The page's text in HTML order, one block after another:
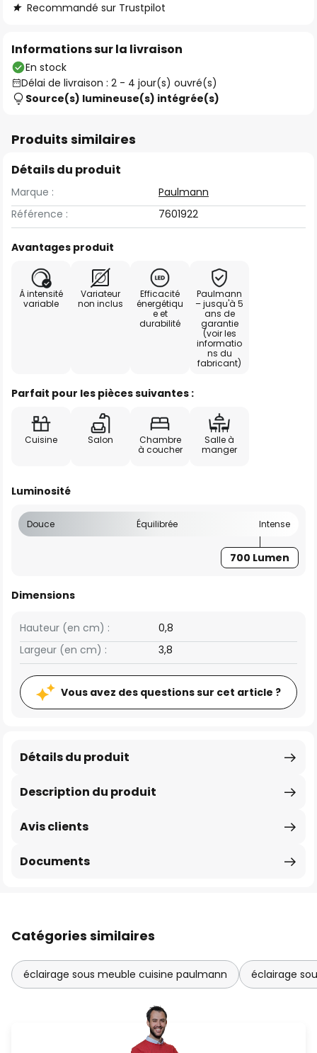
Recommandé sur Trustpilot
Informations sur la livraison
En stock
Délai de livraison : 2 - 4 jour(s) ouvré(s)
Source(s) lumineuse(s) intégrée(s)
Produits similaires
Détails du produit
Marque :
Paulmann
Référence :
7601922
Avantages produit
À intensité
variable
Variateur
non inclus
Efficacité
énergétiqu
e et
durabilité
Paulmann
– jusqu'à 5
ans de
garantie
(voir les
informatio
ns du
fabricant)
Parfait pour les pièces suivantes :
Cuisine Salon
Chambre
à coucher
Salle à
manger
Luminosité
Douce Équilibrée Intense
700 Lumen
Dimensions
Largeur (en cm) : 3,8
Hauteur (en cm) : 0,8
Vous avez des questions sur cet article ?
Description du produit
Détails du produit
Avis clients
Documents
Catégories similaires
éclairage sous meuble cuisine paulmann éclairage